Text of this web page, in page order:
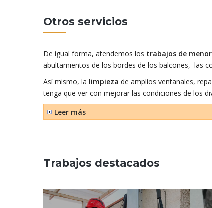
Otros servicios
De igual forma, atendemos los trabajos de
abultamientos de los bordes de los balcones, las
Así mismo, la limpieza de amplios ventanales,
tenga que ver con mejorar las condiciones de los
Leer más
Trabajos destacados